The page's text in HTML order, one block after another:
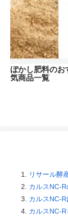
ぼかし肥料のお
気商品一覧
リサール酵
カルスNC-
カルスNC-
カルスNC-